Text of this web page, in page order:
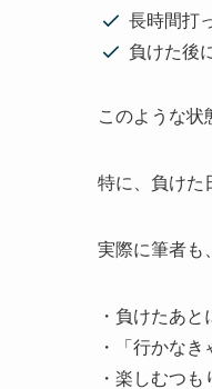
長時間打
負けた後
このような状
特に、負けた
実際に筆者も、
・負けたあ
・「行かな
・楽しむつ